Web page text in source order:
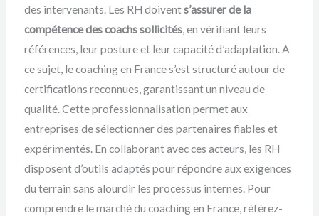
des intervenants. Les RH doivents’assurer de la
compétence des coachs sollicités, en vérifiant leurs
références, leur posture et leur capacité d’adaptation. A
ce sujet, le coaching en France s’est structuré autour de
certifications reconnues, garantissant un niveau de
qualité. Cette professionnalisation permet aux
entreprises de sélectionner des partenaires fiables et
expérimentés. En collaborant avec ces acteurs, les RH
disposent d’outils adaptés pour répondre aux exigences
du terrain sans alourdir les processus internes. Pour
comprendre le marché du coaching en France, référez-